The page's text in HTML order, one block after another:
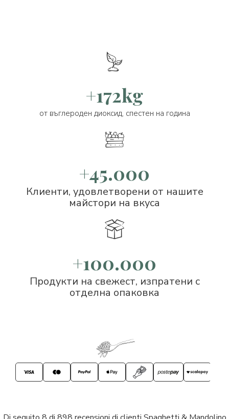
+172kg
от въглероден диоксид, спестен на година
+45.000
Клиенти, удовлетворени от нашите
майстори на вкуса
+100.000
Продукти на свежест, изпратени с
отделна опаковка